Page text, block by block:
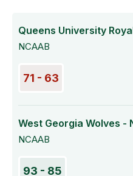
Queens University
NCAAB
71 - 63
West Georgia Wolves -
NCAAB
93 - 85